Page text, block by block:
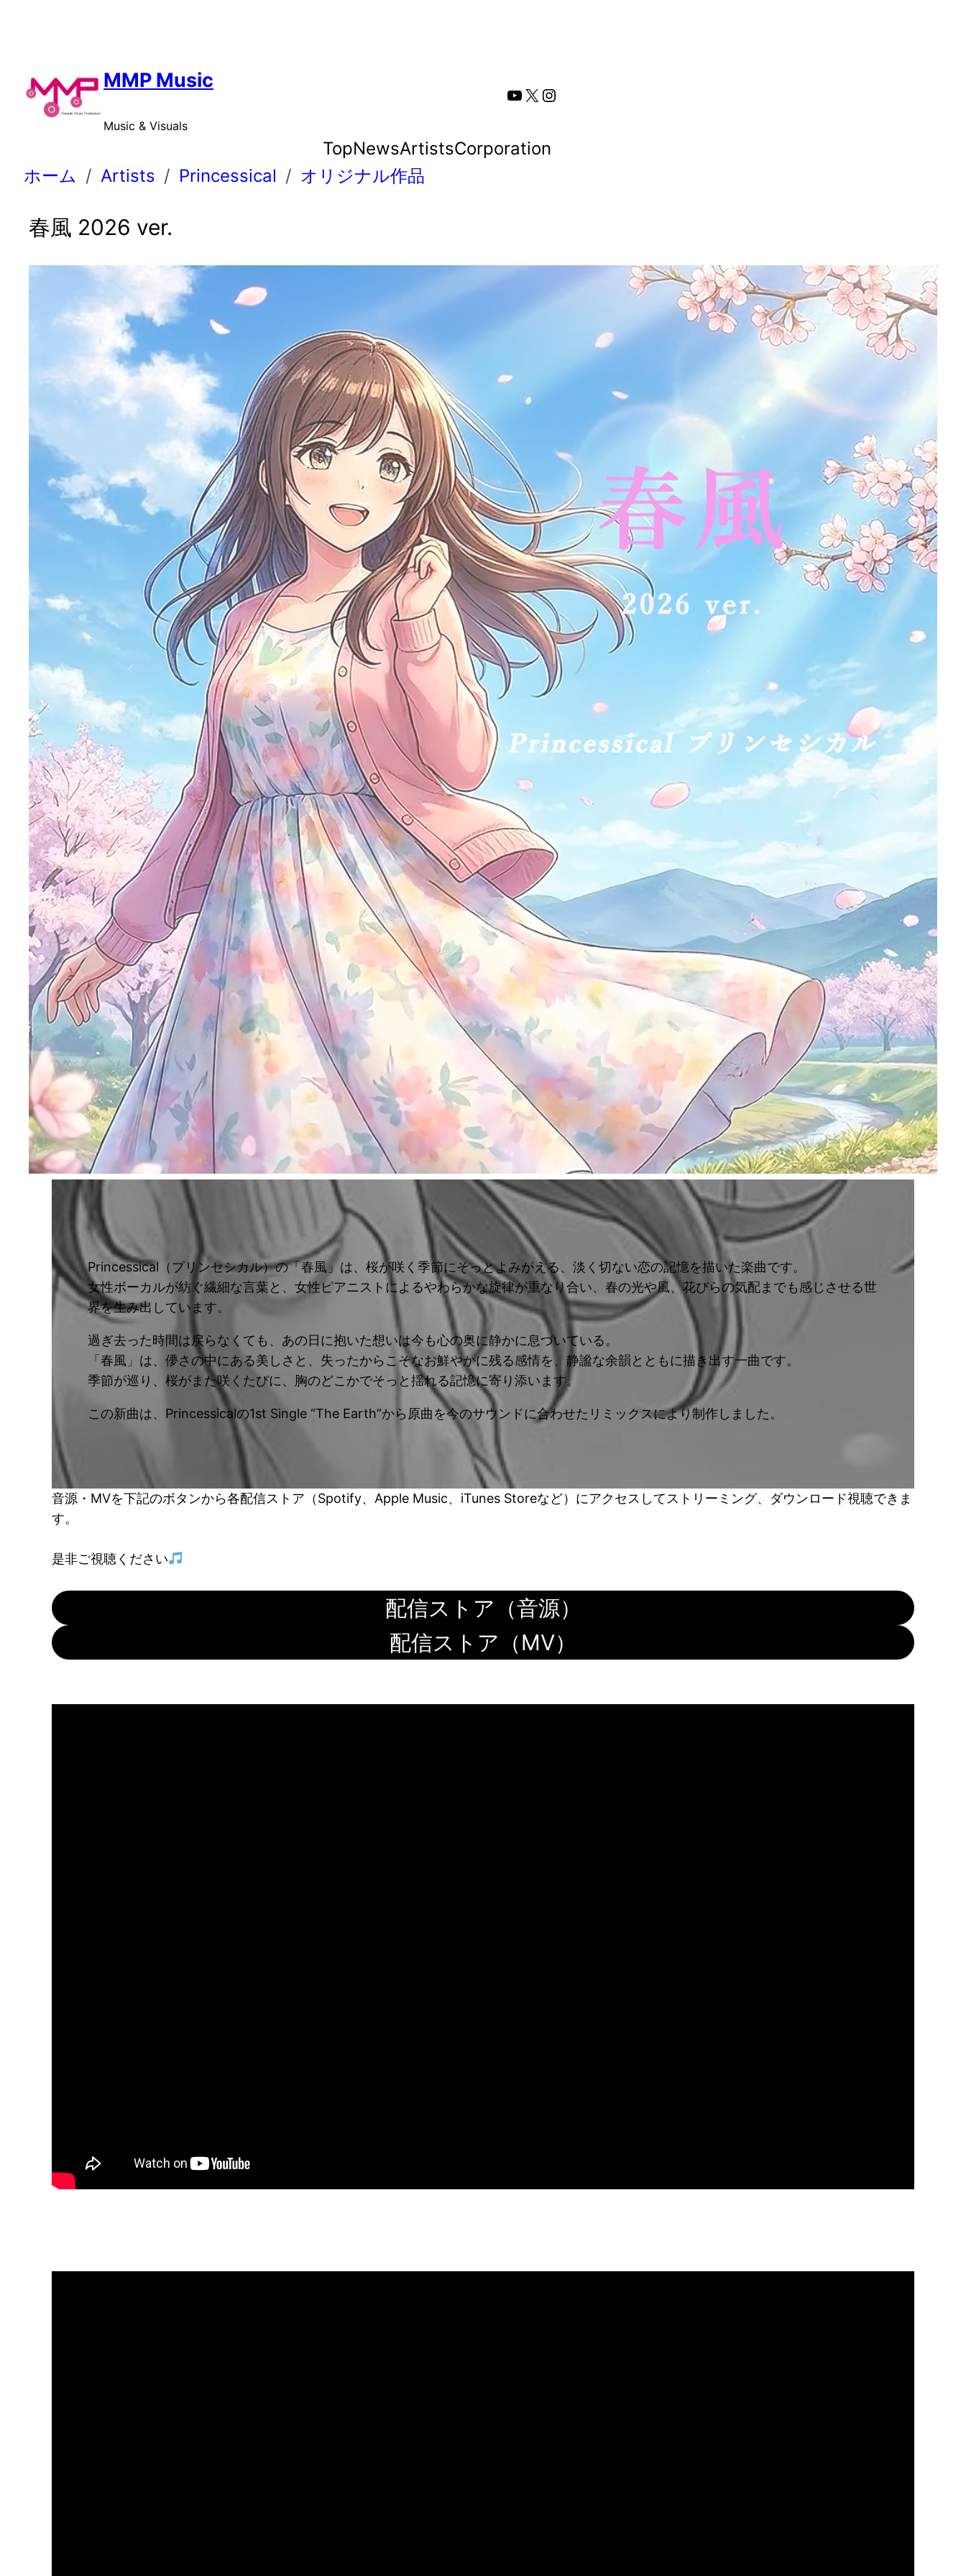
MMP Music
Music & Visuals
YouTube
X Instagram
TopNewsArtistsCorporation
ホーム
Artists Princessical オリジナル作品
春風 2026 ver.
Princessical（プリンセシカル）の「春風」は、桜が咲く季節にそっとよみがえる、淡く切ない恋の記憶を描いた楽曲です。
女性ボーカルが紡ぐ繊細な言葉と、女性ピアニストによるやわらかな旋律が重なり合い、春の光や風、花びらの気配までも感じさせる世
界を生み出しています。
過ぎ去った時間は戻らなくても、あの日に抱いた想いは今も心の奥に静かに息づいている。
「春風」は、儚さの中にある美しさと、失ったからこそなお鮮やかに残る感情を、静謐な余韻とともに描き出す一曲です。
季節が巡り、桜がまた咲くたびに、胸のどこかでそっと揺れる記憶に寄り添います。
この新曲は、Princessicalの1st Single “The Earth”から原曲を今のサウンドに合わせたリミックスにより制作しました。
音源・MVを下記のボタンから各配信ストア（Spotify、Apple Music、iTunes Storeなど）にアクセスしてストリーミング、ダウンロード視聴できま
す。
是非ご視聴ください
配信ストア（音源）
配信ストア（MV）